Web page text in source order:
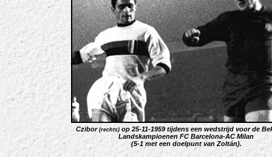
Czibor (rechts) op 25-11-1959 tijdens een wedstrijd voor de
Landskampioenen FC Barcelona-AC Milan
(5-1 met een doelpunt van Zoltán).